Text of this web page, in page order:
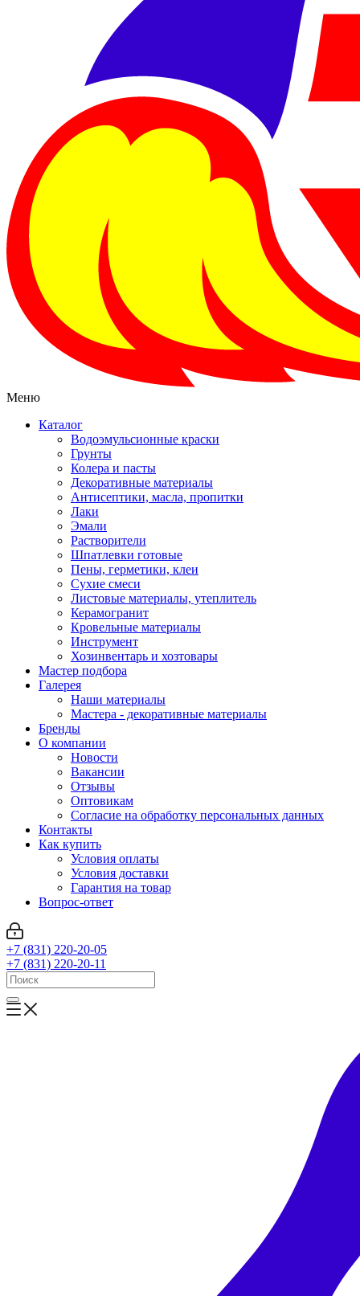
Меню
Каталог
Водоэмульсионные краски
Грунты
Колера и пасты
Декоративные материалы
Антисептики, масла, пропитки
Лаки
Эмали
Растворители
Шпатлевки готовые
Пены, герметики, клеи
Сухие смеси
Листовые материалы, утеплитель
Керамогранит
Кровельные материалы
Инструмент
Хозинвентарь и хозтовары
Мастер подбора
Галерея
Наши материалы
Мастера - декоративные материалы
Бренды
О компании
Новости
Вакансии
Отзывы
Оптовикам
Cогласие на обработку персональных данных
Контакты
Как купить
Условия оплаты
Условия доставки
Гарантия на товар
Вопрос-ответ
+7 (831) 220-20-05
+7 (831) 220-20-11